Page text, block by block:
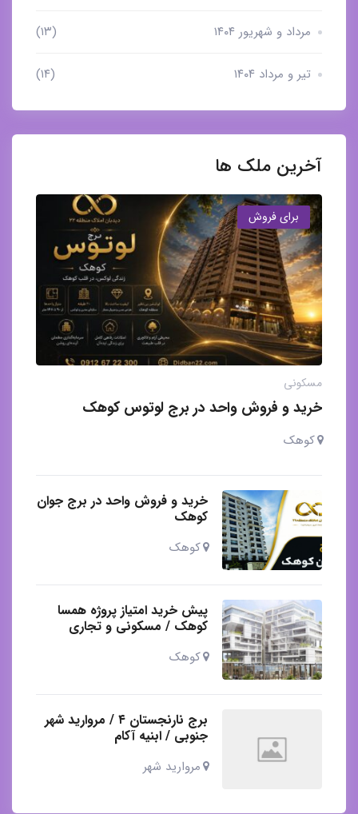
مرداد و شهریور ۱۴۰۴ (۱۳)
تیر و مرداد ۱۴۰۴ (۱۴)
آخرین ملک ها
برای فروش
مسکونی
خرید و فروش واحد در برج لوتوس کوهک
کوهک
خرید و فروش واحد در برج جوان
کوهک
کوهک
پیش خرید امتیاز پروژه همسا
کوهک / مسکونی و تجاری
کوهک
برج نارنجستان ۴ / مروارید شهر
جنوبی / ابنیه آکام
مروارید شهر